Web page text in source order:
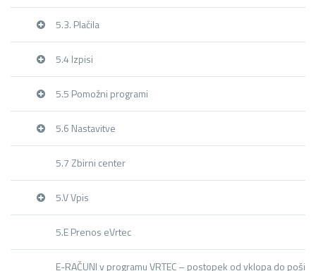
5.3. Plačila
5.4 Izpisi
5.5 Pomožni programi
5.6 Nastavitve
5.7 Zbirni center
5.V Vpis
5.E Prenos eVrtec
E-RAČUNI v programu VRTEC – postopek od vklopa do